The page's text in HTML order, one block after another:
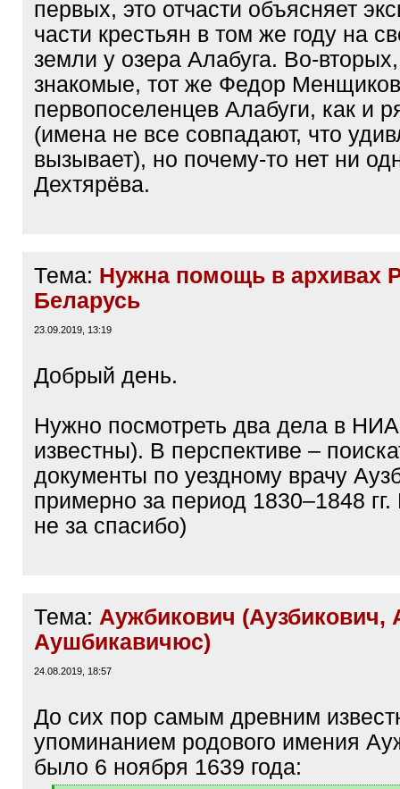
первых, это отчасти объясняет
части крестьян в том же году на
земли у озера Алабуга. Во-
знакомые, тот же Федор
первопоселенцев Алабуги, как и
(имена не все совпадают, что
вызывает), но почему-то нет ни
Дехтярёва.
Тема: Нужна помощь в архивах
Беларусь
23.09.2019, 13:19
Добрый день.
Нужно посмотреть два дела в
известны). В перспективе –
документы по уездному врачу
примерно за период 1830–1848 гг.
не за спасибо)
Тема: Аужбикович (Аузбикович,
Аушбикавичюс)
24.08.2019, 18:57
До сих пор самым древним
упоминанием родового имения
было 6 ноября 1639 года: